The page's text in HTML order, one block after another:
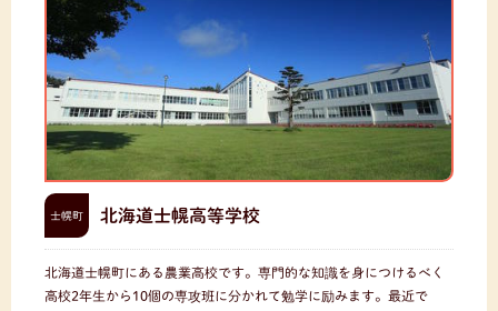
士幌町 北海道士幌高等学校
北海道士幌町にある農業高校です。専門的な知識を身につけるべく
高校2年生から10個の専攻班に分かれて勉学に励みます。最近で